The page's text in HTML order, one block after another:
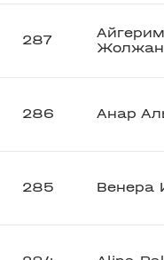
287
Айгерим
286 Анар
285 Венера